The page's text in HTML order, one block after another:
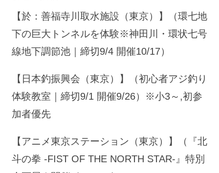
【於：善福寺川取水施設（東京）】（環七地
下の巨大トンネルを体験※神田川・環状七号
線地下調節池｜締切9/4 開催10/17）
【日本釣振興会（東京）】（初心者アジ釣り
体験教室｜締切9/1 開催9/26）※小3～,初参
加者優先
【アニメ東京ステーション（東京）】（『北
斗の拳 -FIST OF THE NORTH STAR-』特別